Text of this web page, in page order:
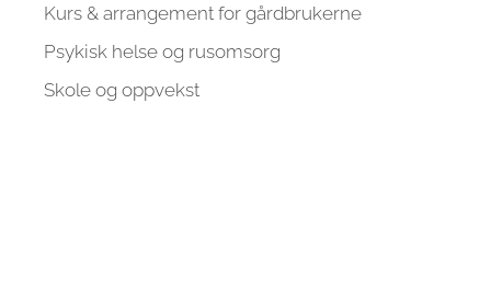
Kurs & arrangement for gårdbrukerne
Psykisk helse og rusomsorg
Skole og oppvekst